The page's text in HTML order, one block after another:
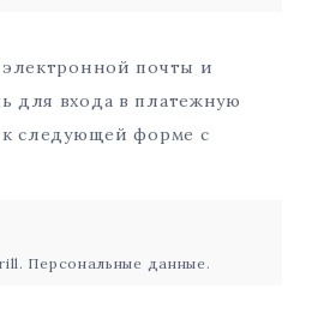
почты и
для входа в платежную
к следующей форме с
Персональные данные.